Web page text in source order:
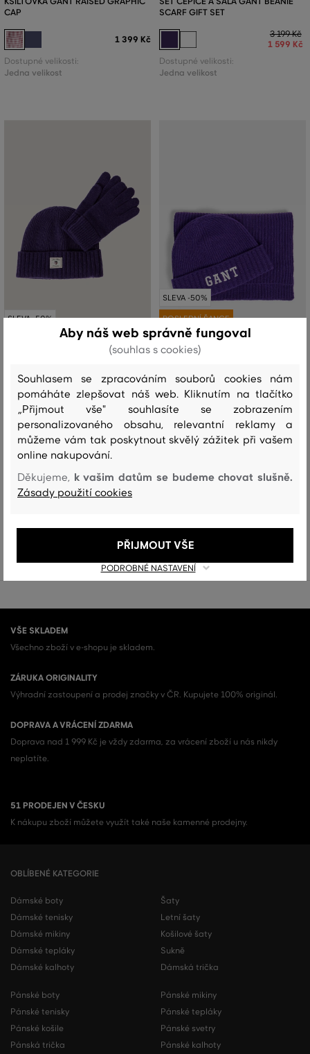
CAP
1 399 Kč
Dostupné velikosti:
Jedna velikost
SCARF GIFT SET
3 199 Kč
1 599 Kč
Dostupné velikosti:
Jedna velikost
SLEVA -50%
SET ČEPICE A RUKAVICE GANT
2 899 Kč
1 449 Kč
Dostupné velikosti:
Jedna velikost
SLEVA -50%
POSLEDNÍ ŠANCE
SET ČEPICE A ŠÁLA GANT BEANIE
3 199 Kč
1 599 Kč
Jedna velikost
To není všechno!
DÁMSKÉ KLOBOUKY, ČEPICE A KŠILTOVKY (82)
VŠE SKLADEM
Všechno zboží v e-shopu je skladem.
ZÁRUKA ORIGINALITY
Výhradní zastoupení a prodej značky v ČR. Kupujete 100% originál.
DOPRAVA A VRÁCENÍ ZDARMA
Doprava nad 1 999 Kč je vždy zdarma, za vrácení zboží u nás nikdy
neplatíte.
51 PRODEJEN V ČESKU
K nákupu zboží můžete využít také naše kamenné prodejny.
OBLÍBENÉ KATEGORIE
Dámské boty
Dámské tenisky
Dámské mikiny
Dámské tepláky
Dámské kalhoty
Šaty
Letní šaty
Košilové šaty
Sukně
Dámská trička
Pánské boty
Pánské tenisky
Pánské košile
Pánská trička
Pánské mikiny
Pánské tepláky
Pánské svetry
Pánské kalhoty
Aby náš web správně fungoval
(souhlas s cookies)
Souhlasem se zpracováním souborů cookies nám
pomáháte zlepšovat náš web. Kliknutím na tlačítko
„Přijmout vše" souhlasíte se zobrazením
personalizovaného obsahu, relevantní reklamy a
můžeme vám tak poskytnout skvělý zážitek při vašem
online nakupování.
Děkujeme, k vašim datům se budeme chovat slušně.
Zásady použití cookies
PODROBNÉ NASTAVENÍ
PŘIJMOUT VŠE